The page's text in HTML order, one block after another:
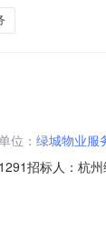
位： 绿城物业服
招标人：杭